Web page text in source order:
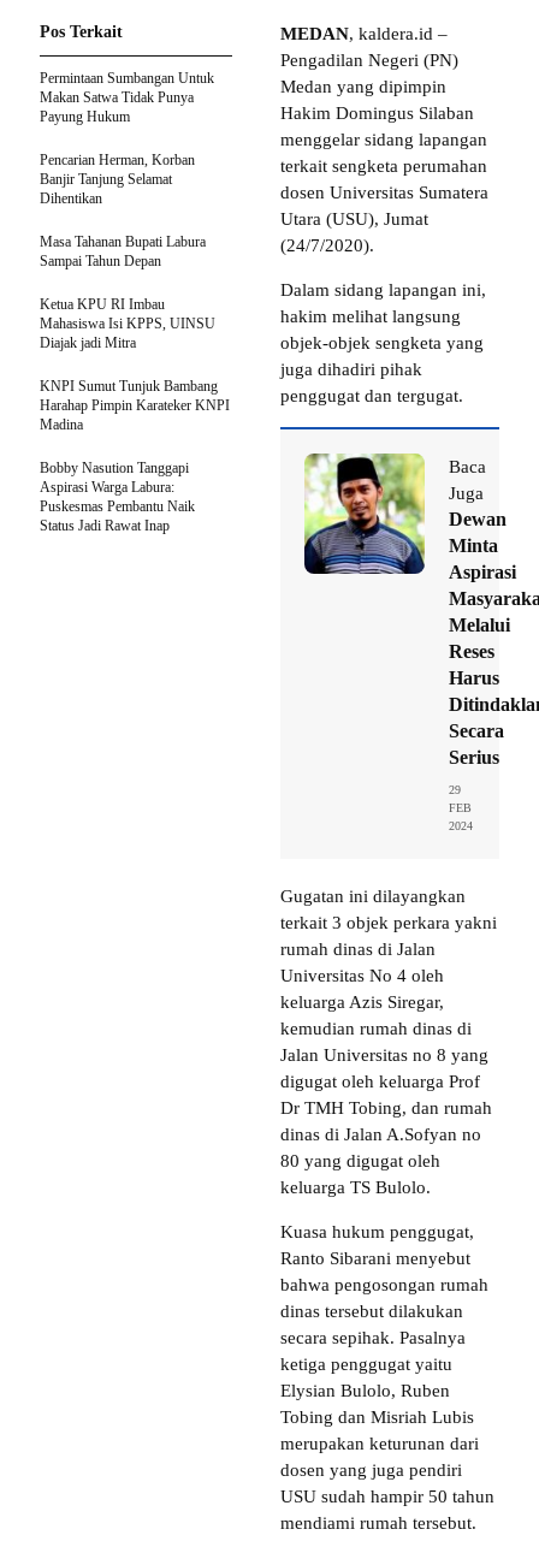
MEDAN, kaldera.id –
Pengadilan Negeri (PN)
Medan yang dipimpin
Hakim Domingus Silaban
menggelar sidang lapangan
terkait sengketa perumahan
dosen Universitas Sumatera
Utara (USU), Jumat
(24/7/2020).
Dalam sidang lapangan ini,
hakim melihat langsung
objek-objek sengketa yang
juga dihadiri pihak
penggugat dan tergugat.
Baca
Juga
Dewan
Minta
Aspirasi
Melalui
Reses
Harus
Secara
Serius
29
FEB
2024
Gugatan ini dilayangkan
terkait 3 objek perkara yakni
rumah dinas di Jalan
Universitas No 4 oleh
keluarga Azis Siregar,
kemudian rumah dinas di
Jalan Universitas no 8 yang
digugat oleh keluarga Prof
Dr TMH Tobing, dan rumah
dinas di Jalan A.Sofyan no
80 yang digugat oleh
keluarga TS Bulolo.
Kuasa hukum penggugat,
Ranto Sibarani menyebut
bahwa pengosongan rumah
dinas tersebut dilakukan
secara sepihak. Pasalnya
ketiga penggugat yaitu
Elysian Bulolo, Ruben
Tobing dan Misriah Lubis
merupakan keturunan dari
dosen yang juga pendiri
USU sudah hampir 50 tahun
mendiami rumah tersebut.
Pos Terkait
Permintaan Sumbangan Untuk
Makan Satwa Tidak Punya
Payung Hukum
Pencarian Herman, Korban
Banjir Tanjung Selamat
Dihentikan
Masa Tahanan Bupati Labura
Sampai Tahun Depan
Ketua KPU RI Imbau
Mahasiswa Isi KPPS, UINSU
Diajak jadi Mitra
KNPI Sumut Tunjuk Bambang
Harahap Pimpin Karateker KNPI
Madina
Bobby Nasution Tanggapi
Aspirasi Warga Labura:
Puskesmas Pembantu Naik
Status Jadi Rawat Inap